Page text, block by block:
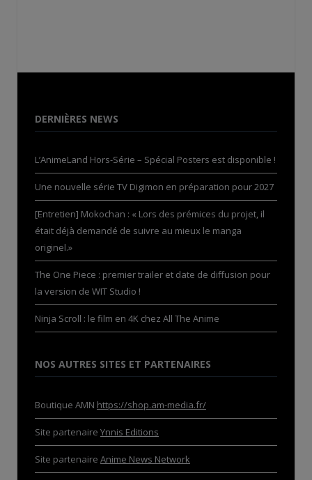
DERNIÈRES NEWS
L’AnimeLand Hors-Série – Spécial Posters est disponible !
Une nouvelle série TV Digimon en préparation pour 2027
[Entretien] Mokochan : « Lors des prémices du projet, il
était déjà demandé de suivre au mieux le manga
originel.»
The One Piece : premier trailer et date de diffusion pour
la version de WIT Studio !
Ninja Scroll : le film en 4K chez All The Anime
NOS AUTRES SITES ET PARTENAIRES
Boutique AMN https://shop.am-media.fr/
Site partenaire Ynnis Editions
Site partenaire Anime News Network